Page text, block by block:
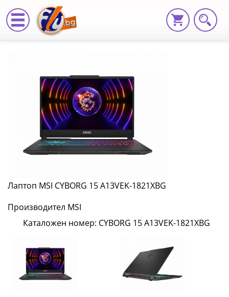
Лаптоп
CYBORG
15
A13VEK-
1821XBG
15
A13VEK-
1821XBG
|
Fly.bg
Лаптоп MSI CYBORG 15 A13VEK-1821XBG
Производител MSI
Каталожен номер: CYBORG 15 A13VEK-1821XBG